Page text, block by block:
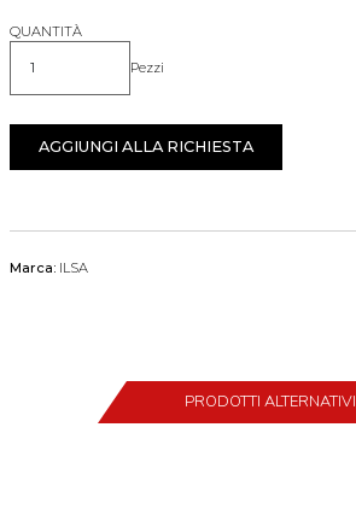
QUANTITÀ
Quantità Pezzi
AGGIUNGI ALLA RICHIESTA
Marca: ILSA
PRODOTTI ALTERNATIVI